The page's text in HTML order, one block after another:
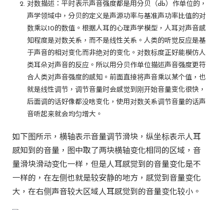
对数描述：平时表示声音强度都是用分贝（db）作单位的，
声学领域中，分贝的定义是声源功率与基准声功率比值的对
数乘以10的数值。根据人耳的心理声学模型，人耳对声音感
知程度是对数关系，而不是线性关系。人类的听觉反应是基
于声音的相对变化而非绝对的变化。对数标度正好能模仿人
类耳朵对声音的反应。所以用分贝作单位描述声音强度更符
合人类对声音强度的感知。前面直接将声音乘以某个值，也
就是线性调节，调节音量时会感觉到刚开始音量变化很快，
后面调的话好像都没啥变化，使用对数关系调节音量的话声
音听起来就会均匀增大。
如下图所示，横轴表示音量调节滑块，纵坐标表示人耳
感知到的音量，图中取了两块横轴变化相同的区域，音
量滑块滑动变化一样，但是人耳感觉到的音量变化是不
一样的，在左侧也就是较安静的地方，感觉到音量变化
大，在右侧声音较大区域人耳感觉到的音量变化较小。